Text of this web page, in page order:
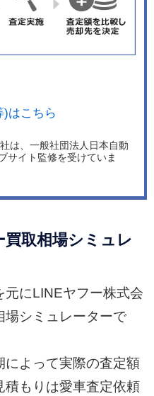
リップを施した。 パ
193kW（262PS）、最
3.5リッターV6エンジ
最高出力80kW（109P
アモーターを組み合
リヤステアリング」
しの良さ、中高速域
「REAR COMFOR
ズな車線変更を実現
を抑えるブレーキ制
ン構造を思わせるが、
ついては、「ラゲー
新開発。フロント各
スペンション取り付
レーター骨格」を結
剛性や乗り心地をア
)はこちら
は、一般社団法人日本自動
サイト監修を受けていま
買取相場シミュレ
元にLINEヤフー株式会
場シミュレーターで
よって実際の査定額
積もりは愛車査定依頼